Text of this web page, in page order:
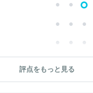
評点をもっと見る